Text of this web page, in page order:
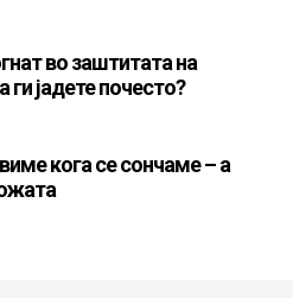
во заштитата на
јадете почесто?
кога се сончаме – а